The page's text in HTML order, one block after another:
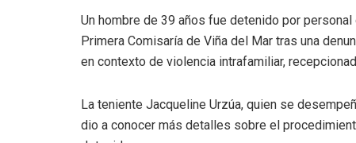
Un hombre de 39 años fue detenido por
Primera Comisaría de Viña del Mar tras una
en contexto de violencia intrafamiliar,
La teniente Jacqueline Urzúa, quien se
dio a conocer más detalles sobre el